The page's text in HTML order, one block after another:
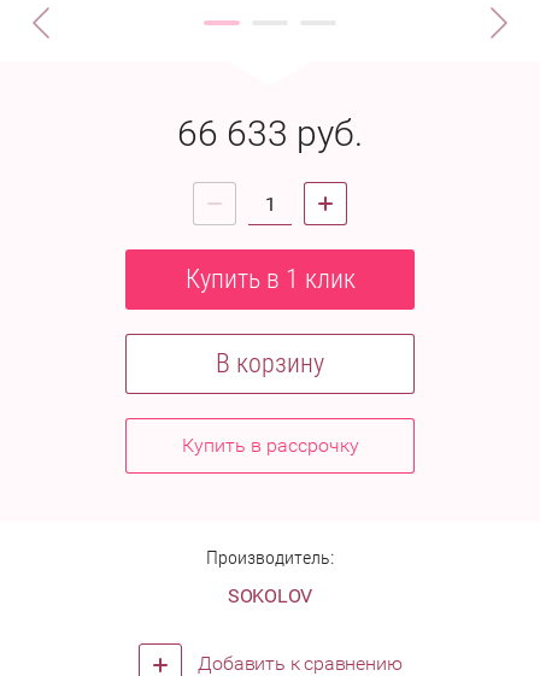
66 633 руб.
Купить в 1 клик
В корзину
Купить в рассрочку
Производитель:
SOKOLOV
Добавить к сравнению